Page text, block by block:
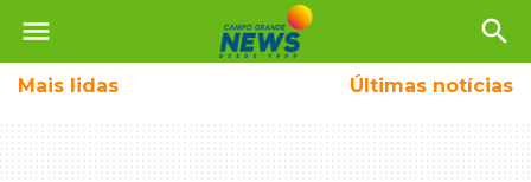
menu search
Mais lidas Últimas notícias